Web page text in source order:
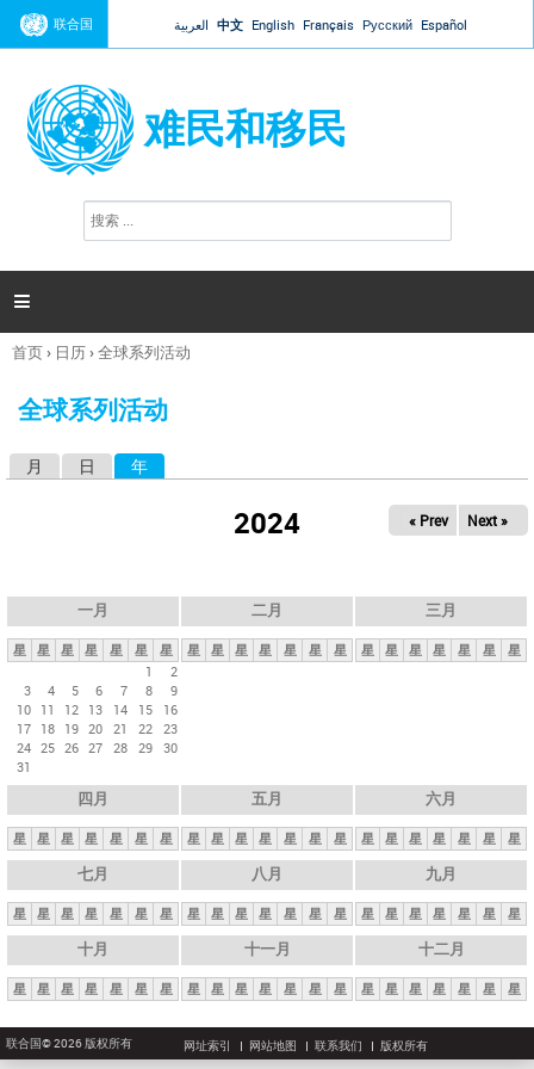
Jump to navigation
联合国 العربية 中文 English Français Русский Español
难民和移民
搜
索

你
这
首页› 日历›全球系列活动
全球系列活动
月 日 年
2024 « Prev Next »
一月
星 星 星 星 星 星
星
1
2
3
4 5 6 7 8
9
10 11 12 13 14 15
16
17 18 19 20 21 22 23
24 25 26 27 28 29 30
31
二月
星 星 星 星 星 星 星
三月
星 星 星 星 星 星 星
四月
星 星 星 星 星 星 星
五月
星 星 星 星 星 星 星
六月
星 星 星 星 星 星 星
七月
星 星 星 星 星 星 星
八月
星 星 星 星 星 星 星
九月
星 星 星 星 星 星 星
十月
星 星 星 星 星 星 星
十一月
星 星 星 星 星 星 星
十二月
星 星 星 星 星 星 星
联合国© 2026 版权所有 网址索引 网站地图 联系我们 版权所有